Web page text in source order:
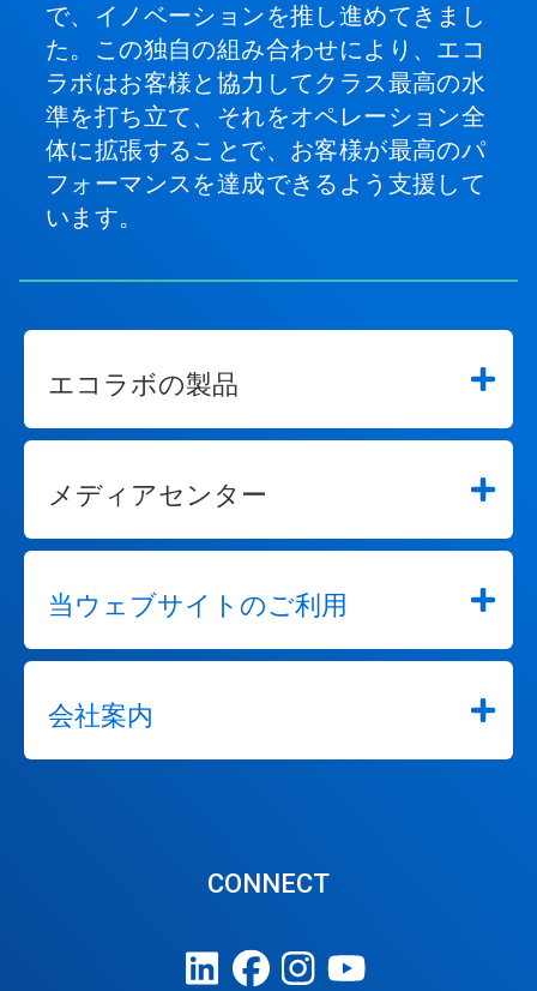
で、イノベーションを推し進めてきまし
た。この独自の組み合わせにより、エコ
ラボはお客様と協力してクラス最高の水
準を打ち立て、それをオペレーション全
体に拡張することで、お客様が最高のパ
フォーマンスを達成できるよう支援して
います。
エコラボの製品
メディアセンター
当ウェブサイトのご利用
会社案内
CONNECT